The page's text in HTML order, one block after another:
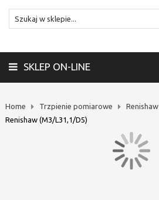
SKLEP ON-LINE
Home Trzpienie pomiarowe Renishaw
Renishaw (M3/L31,1/D5)